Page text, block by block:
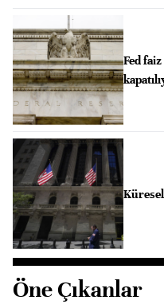
Fed
Öne Çıkanlar